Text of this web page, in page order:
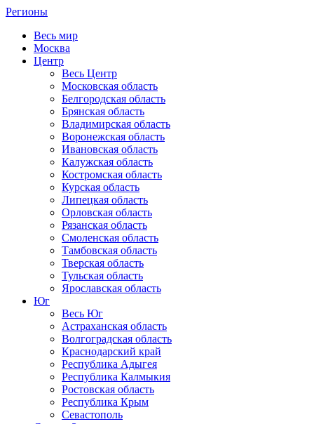
Регионы
Весь мир
Москва
Центр
Весь Центр
Московская область
Белгородская область
Брянская область
Владимирская область
Воронежская область
Ивановская область
Калужская область
Костромская область
Курская область
Липецкая область
Орловская область
Рязанская область
Смоленская область
Тамбовская область
Тверская область
Тульская область
Ярославская область
Юг
Весь Юг
Астраханская область
Волгоградская область
Краснодарский край
Республика Адыгея
Республика Калмыкия
Ростовская область
Республика Крым
Севастополь